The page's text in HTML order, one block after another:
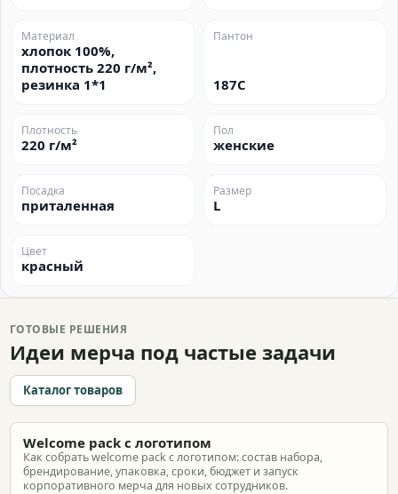
Материал
хлопок 100%,
плотность 220 г/м²,
резинка 1*1
Пантон
187C
Плотность
220 г/м²
Пол
женские
Посадка
приталенная
Размер
L
Цвет
красный
ГОТОВЫЕ РЕШЕНИЯ
Идеи мерча под частые задачи
Каталог товаров
Welcome pack с логотипом
Как собрать welcome pack с логотипом: состав набора,
брендирование, упаковка, сроки, бюджет и запуск
корпоративного мерча для новых сотрудников.